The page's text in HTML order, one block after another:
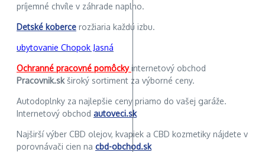
príjemné chvíle v záhrade naplno.
Detské koberce rozžiaria každú izbu.
ubytovanie Chopok Jasná
Ochranné pracovné pomôckyinternetový obchod
Pracovnik.skširoký sortiment za výborné ceny.
Autodoplnky za najlepšie ceny priamo do vašej garáže.
Internetový obchod autoveci.sk
Najširší výber CBD olejov, kvapiek a CBD kozmetiky nájdete v
porovnávači cien na cbd-obchod.sk